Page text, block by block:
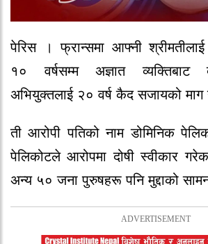
पेरिस । फ्रान्समा आफ्नी
१० वर्षसम्म अज्ञात व्यक्तिबाट
अभियुक्तलाई २० वर्ष कैद सजायको माग
ती आरोपी पतिको नाम डोमिनिक
पेलिकोटले आरोपमा दोषी स्वीकार
अन्य ५० जना पुरुषहरू पनि मुद्दाको